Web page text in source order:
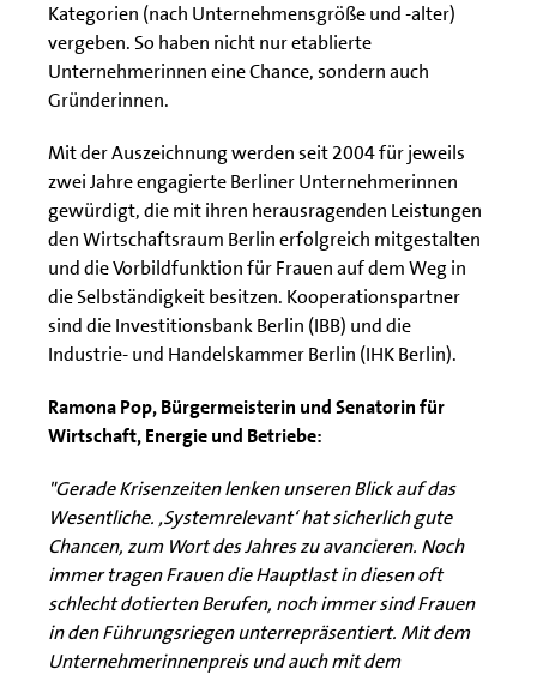
Kategorien (nach Unternehmensgröße und -alter)
vergeben. So haben nicht nur etablierte
Unternehmerinnen eine Chance, sondern auch
Gründerinnen.
Mit der Auszeichnung werden seit 2004 für jeweils
zwei Jahre engagierte Berliner Unternehmerinnen
gewürdigt, die mit ihren herausragenden Leistungen
den Wirtschaftsraum Berlin erfolgreich mitgestalten
und die Vorbildfunktion für Frauen auf dem Weg in
die Selbständigkeit besitzen. Kooperationspartner
sind die Investitionsbank Berlin (IBB) und die
Industrie- und Handelskammer Berlin (IHK Berlin).
Ramona Pop, Bürgermeisterin und Senatorin für
Wirtschaft, Energie und Betriebe:
"Gerade Krisenzeiten lenken unseren Blick auf das
Wesentliche. ‚Systemrelevant‘ hat sicherlich gute
Chancen, zum Wort des Jahres zu avancieren. Noch
immer tragen Frauen die Hauptlast in diesen oft
schlecht dotierten Berufen, noch immer sind Frauen
in den Führungsriegen unterrepräsentiert. Mit dem
Unternehmerinnenpreis und auch mit dem